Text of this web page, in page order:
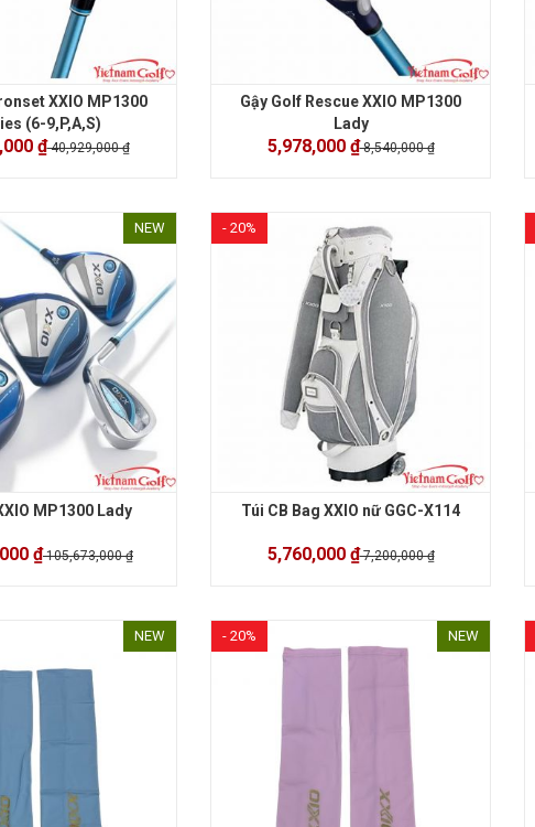
XXIO MP1300
(6-9,P,A,S)
₫40,929,000 ₫
Gậy Golf Rescue XXIO MP1300
Lady
5,978,000 ₫8,540,000 ₫
NEW
MP1300 Lady
₫105,673,000 ₫
- 20%
Túi CB Bag XXIO nữ GGC-X114
5,760,000 ₫7,200,000 ₫
NEW - 20% NEW